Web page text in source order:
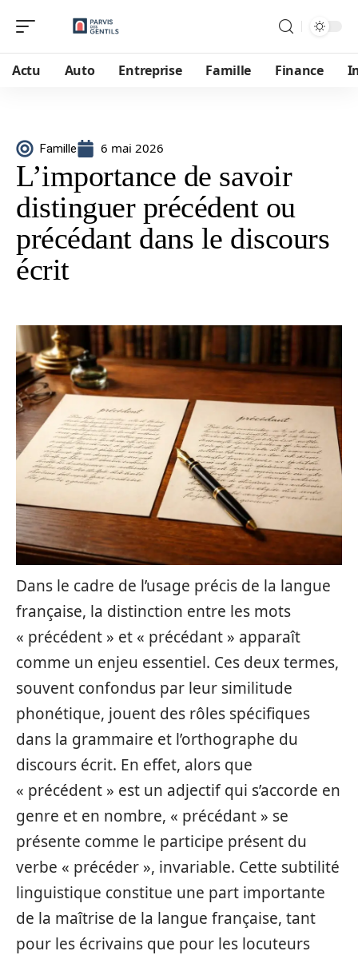
Actu Auto Entreprise Famille Finance
Famille 6 mai 2026
L’importance de savoir
distinguer précédent ou
précédant dans le discours
écrit
Dans le cadre de l’usage précis de la langue
française, la distinction entre les mots
« précédent » et « précédant » apparaît
comme un enjeu essentiel. Ces deux termes,
souvent confondus par leur similitude
phonétique, jouent des rôles spécifiques
dans la grammaire et l’orthographe du
discours écrit. En effet, alors que
« précédent » est un adjectif qui s’accorde en
genre et en nombre, « précédant » se
présente comme le participe présent du
verbe « précéder », invariable. Cette subtilité
linguistique constitue une part importante
de la maîtrise de la langue française, tant
pour les écrivains que pour les locuteurs